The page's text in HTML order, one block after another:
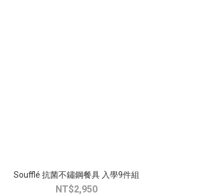
Soufflé 抗菌不鏽鋼餐具 入學9件組
NT$2,950